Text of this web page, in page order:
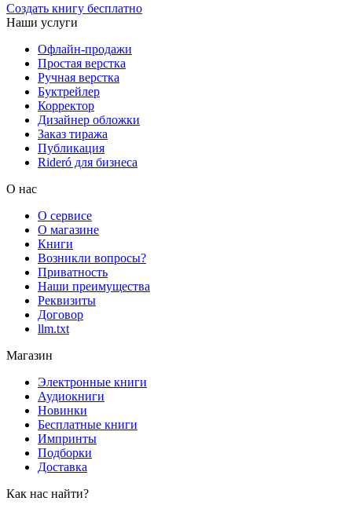
Создать книгу бесплатно
Наши услуги
Офлайн-продажи
Простая верстка
Ручная верстка
Буктрейлер
Корректор
Дизайнер обложки
Заказ тиража
Публикация
Rideró для бизнеса
О нас
О сервисе
О магазине
Книги
Возникли вопросы?
Приватность
Наши преимущества
Реквизиты
Договор
llm.txt
Магазин
Электронные книги
Аудиокниги
Новинки
Бесплатные книги
Импринты
Подборки
Доставка
Как нас найти?